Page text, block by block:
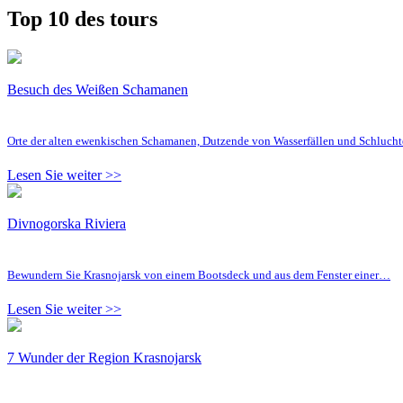
Top 10 des tours
Besuch des Weißen Schamanen
Orte der alten ewenkischen Schamanen, Dutzende von Wasserfällen und
Lesen Sie weiter >>
Divnogorska Riviera
Bewundern Sie Krasnojarsk von einem Bootsdeck und aus dem Fenster einer…
Lesen Sie weiter >>
7 Wunder der Region Krasnojarsk